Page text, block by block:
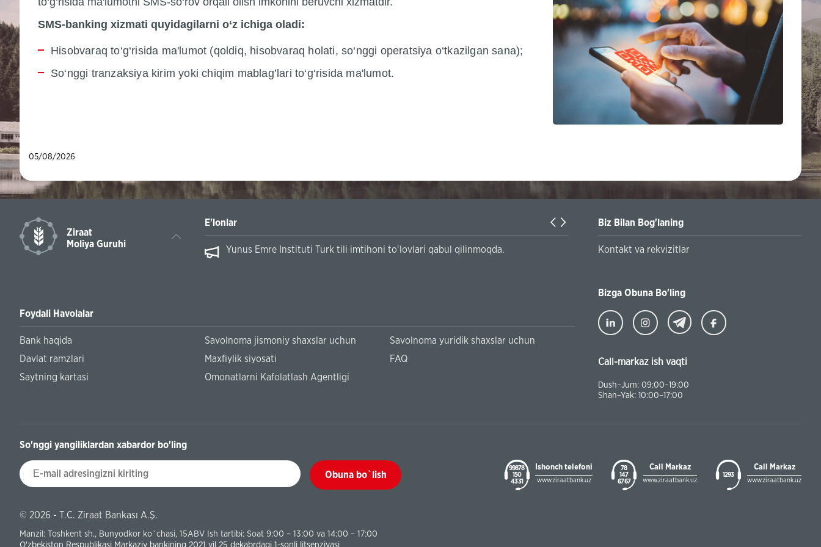
SMS-banking xizmati quyidagilarni o‘z ichiga oladi:
Hisobvaraq to‘g‘risida ma'lumot (qoldiq, hisobvaraq holati, so‘nggi operatsiya o‘tkazilgan sana);
So‘nggi tranzaksiya kirim yoki chiqim mablag’lari to‘g‘risida ma'lumot.
05/08/2026
Ziraat
Moliya Guruhi
E'lonlar
Yunus Emre Instituti Turk tili imtihoni to‘lovlari qabul qilinmoqda.
Turkiyaning Anadolu universitetida ta’lim oladigan
Foydali Havolalar
Bank haqida Savolnoma jismoniy shaxslar uchun
Savolnoma yuridik shaxslar uchun
Davlat ramzlari
Maxfiylik siyosati
FAQ
Saytning kartasi
Omonatlarni Kafolatlash Agentligi
Biz Bilan Bog'laning
Kontakt va rekvizitlar
Bizga Obuna Bo'ling
Call-markaz ish vaqti
Dush–Jum: 09:00–19:00
Shan–Yak: 10:00–17:00
So'nggi yangiliklardan xabardor bo'ling
Obuna bo`lish
99878
150
43 31
Ishonch telefoni
www.ziraatbank.uz
78
147
67 67
Call Markaz
www.ziraatbank.uz
1293
Call Markaz
www.ziraatbank.uz
© 2026 - T.C. Ziraat Bankası A.Ş.
Manzil: Toshkent sh., Bunyodkor ko`chasi, 15ABV Ish tartibi: Soat 9:00 – 13:00 va 14:00 – 17:00
O'zbekiston Respublikasi Markaziy bankining 2021 yil 25 dekabrdagi 1-sonli litsenziyasi